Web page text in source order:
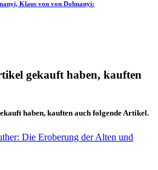
Klaus von von Dohnanyi:
gekauft haben, kauften
haben, kauften auch folgende Artikel.